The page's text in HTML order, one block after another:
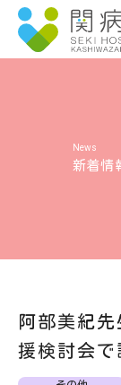
新着情
阿部美紀
援検討会で